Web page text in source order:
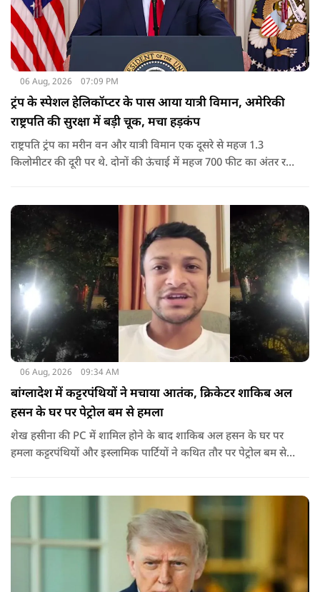
06 Aug, 2026 07:09 PM
ट्रंप के स्पेशल हेलिकॉप्टर के पास आया यात्री विमान, अमेरिकी
राष्ट्रपति की सुरक्षा में बड़ी चूक, मचा हड़कंप
राष्ट्रपति ट्रंप का मरीन वन और यात्री विमान एक दूसरे से महज 1.3
किलोमीटर की दूरी पर थे. दोनों की ऊंचाई में महज 700 फीट का अंतर रह
06 Aug, 2026 09:34 AM
बांग्लादेश में कट्टरपंथियों ने मचाया आतंक, क्रिकेटर शाकिब अल
हसन के घर पर पेट्रोल बम से हमला
शेख हसीना की PC में शामिल होने के बाद शाकिब अल हसन के घर पर
हमला कट्टरपंथियों और इस्लामिक पार्टियों ने कथित तौर पर पेट्रोल बम से
जरिए संबोधन दिया था.